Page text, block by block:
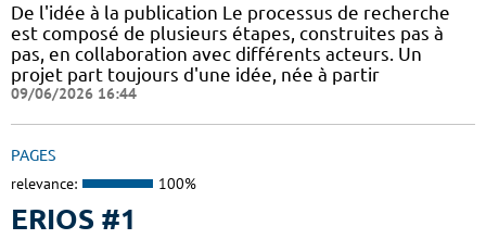
De l'idée à la publication Le processus de recherche
est composé de plusieurs étapes, construites pas à
pas, en collaboration avec différents acteurs. Un
projet part toujours d'une idée, née à partir
09/06/2026 16:44
PAGES
relevance: 100%
ERIOS #1